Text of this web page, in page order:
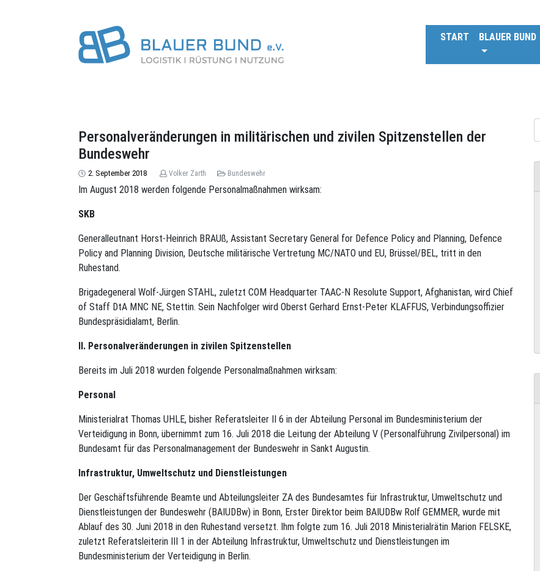
START BLAUER BUND
Personalveränderungen in militärischen und zivilen Spitzenstellen der
Bundeswehr
2. September 2018 Volker Zarth Bundeswehr
Im August 2018 werden folgende Personalmaßnahmen wirksam:
SKB
Generalleutnant Horst-Heinrich BRAUß, Assistant Secretary General for Defence Policy and Planning, Defence
Policy and Planning Division, Deutsche militärische Vertretung MC/NATO und EU, Brüssel/BEL, tritt in den
Ruhestand.
Brigadegeneral Wolf-Jürgen STAHL, zuletzt COM Headquarter TAAC-N Resolute Support, Afghanistan, wird Chief
of Staff DtA MNC NE, Stettin. Sein Nachfolger wird Oberst Gerhard Ernst-Peter KLAFFUS, Verbindungsoffizier
Bundespräsidialamt, Berlin.
II. Personalveränderungen in zivilen Spitzenstellen
Bereits im Juli 2018 wurden folgende Personalmaßnahmen wirksam:
Personal
Ministerialrat Thomas UHLE, bisher Referatsleiter II 6 in der Abteilung Personal im Bundesministerium der
Verteidigung in Bonn, übernimmt zum 16. Juli 2018 die Leitung der Abteilung V (Personalführung Zivilpersonal) im
Bundesamt für das Personalmanagement der Bundeswehr in Sankt Augustin.
Infrastruktur, Umweltschutz und Dienstleistungen
Der Geschäftsführende Beamte und Abteilungsleiter ZA des Bundesamtes für Infrastruktur, Umweltschutz und
Dienstleistungen der Bundeswehr (BAIUDBw) in Bonn, Erster Direktor beim BAIUDBw Rolf GEMMER, wurde mit
Ablauf des 30. Juni 2018 in den Ruhestand versetzt. Ihm folgte zum 16. Juli 2018 Ministerialrätin Marion FELSKE,
zuletzt Referatsleiterin III 1 in der Abteilung Infrastruktur, Umweltschutz und Dienstleistungen im
Bundesministerium der Verteidigung in Berlin.